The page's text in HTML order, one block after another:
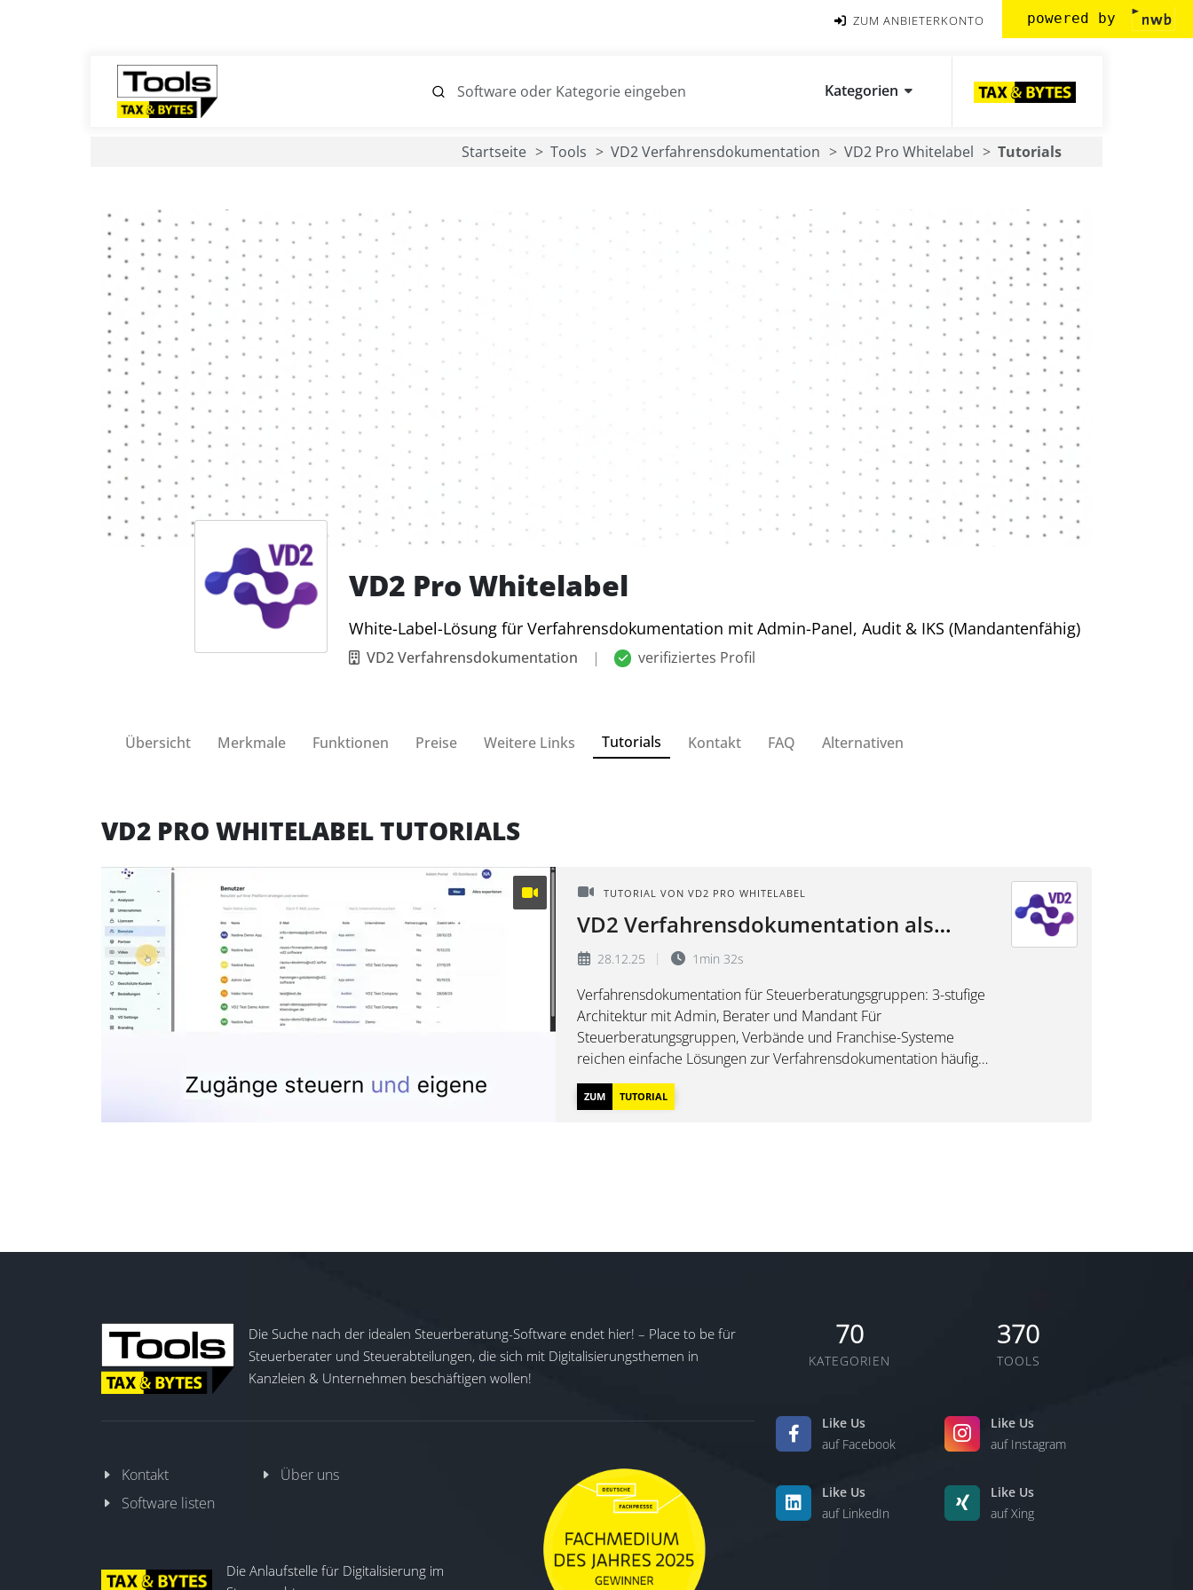
ZUM ANBIETERKONTO powered by
Kategorien
Startseite Tools VD2 Verfahrensdokumentation VD2 Pro Whitelabel Tutorials
VD2 Pro Whitelabel
White-Label-Lösung für Verfahrensdokumentation mit Admin-Panel, Audit & IKS (Mandantenfähig)
VD2 Verfahrensdokumentation | verifiziertes Profil
Übersicht Merkmale Funktionen Preise Weitere Links Tutorials Kontakt FAQ Alternativen
VD2 PRO WHITELABEL TUTORIALS
TUTORIAL VON VD2 PRO WHITELABEL
VD2 Verfahrensdokumentation als
Whitelabel für Steuerberater Verbände
und
28.12.25 1min 32s
Verfahrensdokumentation für Steuerberatungsgruppen: 3-stufige
Architektur mit Admin, Berater und Mandant Für
Steuerberatungsgruppen, Verbände und Franchise-Systeme
reichen einfache Lösungen zur Verfahrensdokumentation häufig
nicht aus. Komplexe Kanzleistrukturen erfordern klare
Rechtekonzepte, z...
ZUM TUTORIAL
Die Suche nach der idealen Steuerberatung-Software endet hier! – Place to be für
Steuerberater und Steuerabteilungen, die sich mit Digitalisierungsthemen in
Kanzleien & Unternehmen beschäftigen wollen!
Kontakt
Über uns
Software listen
Die Anlaufstelle für Digitalisierung im
70
KATEGORIEN
370
TOOLS
Like Us
auf Facebook
Like Us
auf Instagram
Like Us
auf LinkedIn
Like Us
auf Xing